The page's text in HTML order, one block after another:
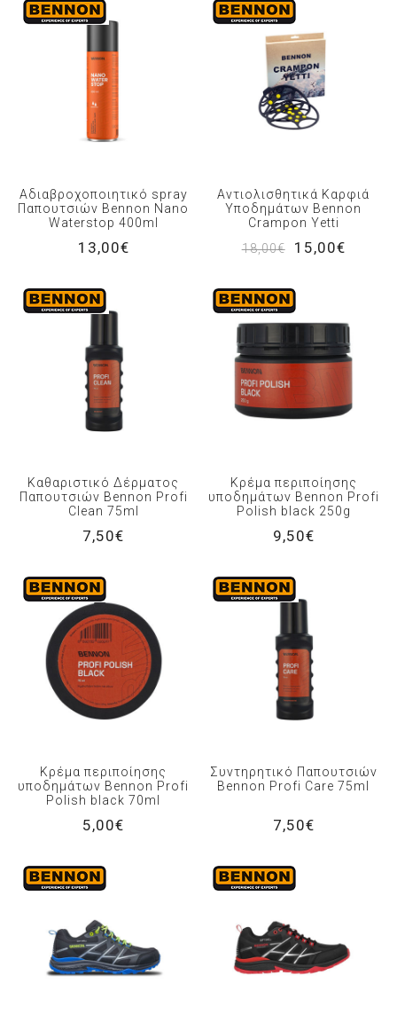
Αδιαβροχοποιητικό spray
Παπουτσιών Bennon Nano
Waterstop 400ml
13,00€
Αντιολισθητικά Καρφιά
Υποδημάτων Bennon
Crampon Yetti
18,00€
15,00€
Καθαριστικό Δέρματος
Παπουτσιών Bennon Profi
Clean 75ml
7,50€
Κρέμα περιποίησης
υποδημάτων Bennon Profi
Polish black 250g
9,50€
Κρέμα περιποίησης
υποδημάτων Bennon Profi
Polish black 70ml
5,00€
Συντηρητικό Παπουτσιών
Bennon Profi Care 75ml
7,50€